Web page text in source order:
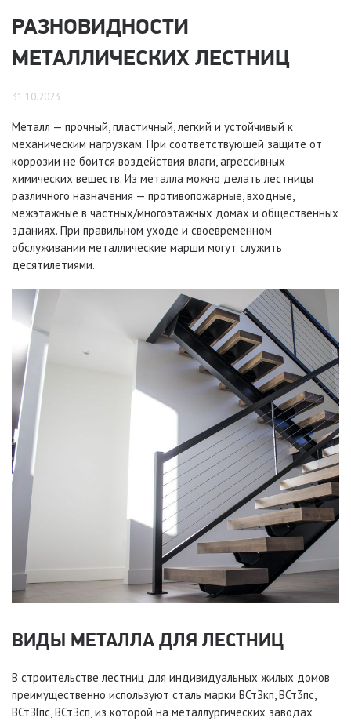
РАЗНОВИДНОСТИ
МЕТАЛЛИЧЕСКИХ ЛЕСТНИЦ
31.10.2023
Металл — прочный, пластичный, легкий и устойчивый к
механическим нагрузкам. При соответствующей защите от
коррозии не боится воздействия влаги, агрессивных
химических веществ. Из металла можно делать лестницы
различного назначения — противопожарные, входные,
межэтажные в частных/многоэтажных домах и общественных
зданиях. При правильном уходе и своевременном
обслуживании металлические марши могут служить
десятилетиями.
ВИДЫ МЕТАЛЛА ДЛЯ ЛЕСТНИЦ
В строительстве лестниц для индивидуальных жилых домов
преимущественно используют сталь марки ВСтЗкп, ВСт3пс,
ВСтЗГпс, ВСтЗсп, из которой на металлургических заводах